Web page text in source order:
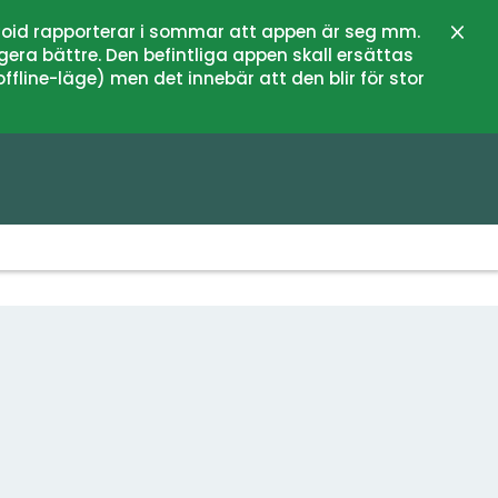
rapporterar i sommar att appen är seg mm.
bättre. Den befintliga appen skall ersättas
läge) men det innebär att den blir för stor